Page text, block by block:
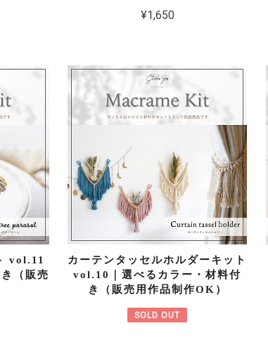
¥1,650
vol.11
（販売
カーテンタッセルホルダーキット
vol.10｜選べるカラー・材料付
き（販売用作品制作OK）
SOLD OUT